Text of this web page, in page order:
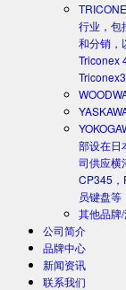
行业，包
和分销，
Triconex
部设在日
司供应横
CP345，
员键盘等
其他品牌
公司简介
品牌中心
新闻资讯
联系我们